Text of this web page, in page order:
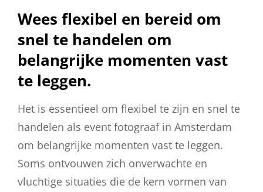
Wees flexibel en bereid om
snel te handelen om
belangrijke momenten vast
te leggen.
Het is essentieel om flexibel te zijn en snel te
handelen als event fotograaf in Amsterdam
om belangrijke momenten vast te leggen.
Soms ontvouwen zich onverwachte en
vluchtige situaties die de kern vormen van